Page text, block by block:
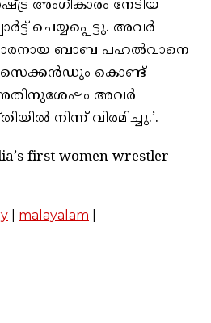
അംഗീകാരം നേടിയ
ചെയ്യപ്പെട്ടു. അവർ
ബാബ പഹൽവാനെ
സെക്കൻഡും കൊണ്ട്
അതിനുശേഷം അവർ
നിന്ന് വിരമിച്ചു.’.
first women wrestler
malayalam